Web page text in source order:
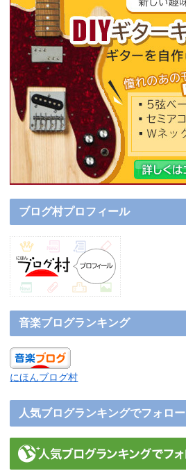
ブログ村プロフィール
音楽ブログランキング
にほんブログ村
人気ブログランキングでフォロー